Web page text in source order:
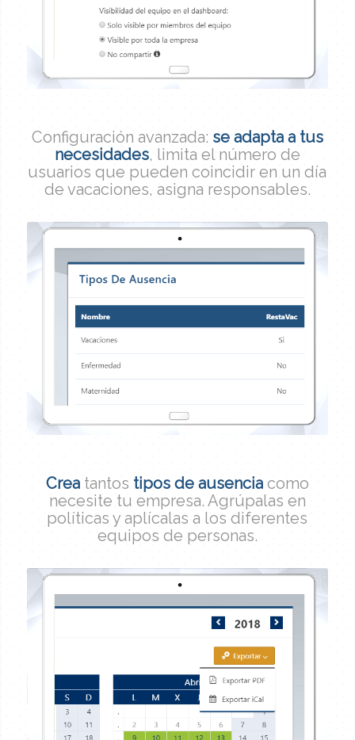
Configuración avanzada: se adapta a tus
necesidades, limita el número de
usuarios que pueden coincidir en un día
de vacaciones, asigna responsables.
Creatantos tipos de ausenciacomo
necesite tu empresa. Agrúpalas en
políticas y aplícalas a los diferentes
equipos de personas.